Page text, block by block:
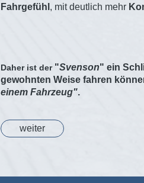
Fahrgefühl , mit deutlich mehr
Daher ist der "Svenson" ein
gewohnten Weise fahren
einem Fahrzeug".
weiter